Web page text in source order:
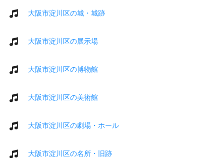
大阪市淀川区の城・城跡
大阪市淀川区の展示場
大阪市淀川区の博物館
大阪市淀川区の美術館
大阪市淀川区の劇場・ホール
大阪市淀川区の名所・旧跡